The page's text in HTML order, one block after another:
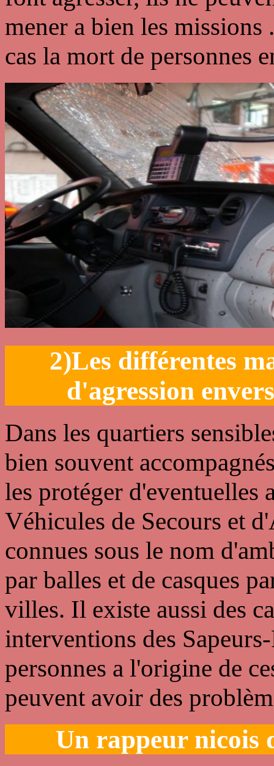
mener a bien les
cas la mort de personnes
2)Les différentes
d'agression
Dans les quartiers
bien souvent
les protéger d'eventuelles
Véhicules de Secours et
connues sous le nom
par balles et de casques
villes. Il existe aussi des
interventions des
personnes a l'origine de
peuvent avoir des
Un rappeur nicois